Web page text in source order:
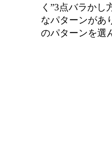
く”3点バラか
なパターンがあ
のパターンを選